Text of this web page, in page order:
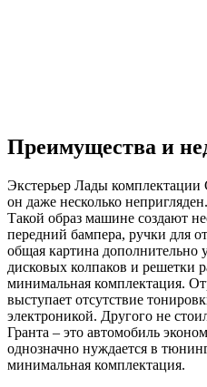
Преимущества и
Экстерьер Лады комплектации
он даже несколько
Такой образ машине создают
передний бампера, ручки для
общая картина дополнительно
дисковых колпаков и решетки
минимальная комплектация.
выступает отсутствие
электроникой. Другого не
Гранта – это автомобиль
однозначно нуждается в
минимальная комплектация.